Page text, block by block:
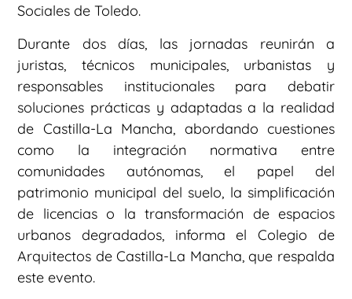
Sociales de Toledo.
Durante dos días, las jornadas reunirán a
juristas, técnicos municipales, urbanistas y
responsables institucionales para debatir
soluciones prácticas y adaptadas a la realidad
de Castilla-La Mancha, abordando cuestiones
como la integración normativa entre
comunidades autónomas, el papel del
patrimonio municipal del suelo, la simplificación
de licencias o la transformación de espacios
urbanos degradados, informa el Colegio de
Arquitectos de Castilla-La Mancha, que respalda
este evento.